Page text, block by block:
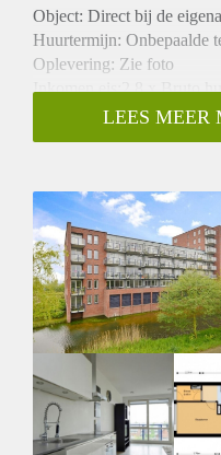
Object: Direct bij de
Huurtermijn: Onbepaalde
Oplevering: Zie foto
Inkomen eis:2,8 x Bruto
Garantiestelling mogelijk:
Borg: 1 Maand
Huisdieren toegestaan:
Huurtoeslag grens: Nee
Geschikt voor studenten:
LEES MEER